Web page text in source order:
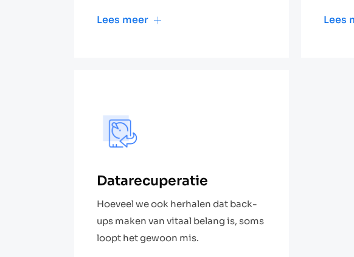
Lees meer Lees
Datarecuperatie
Hoeveel we ook herhalen dat back-
ups maken van vitaal belang is, soms
loopt het gewoon mis.